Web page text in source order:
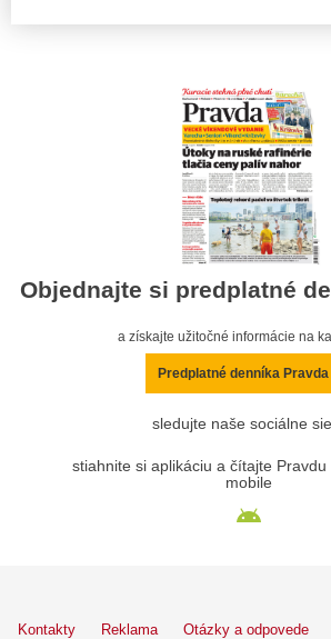
Objednajte si predplatné
a získajte užitočné informácie na
Predplatné denníka Pravda
sledujte naše sociálne
stiahnite si aplikáciu a čítajte
mobile
Kontakty Reklama Otázky a odpovede